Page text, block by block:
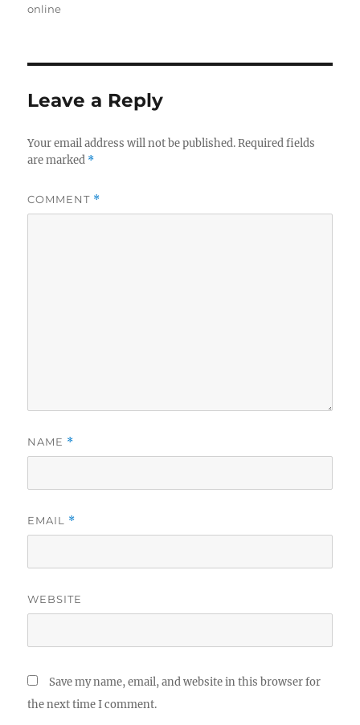
online
Leave a Reply
Your email address will not be published. Required fields
are marked *
COMMENT *
NAME *
EMAIL *
WEBSITE
Save my name, email, and website in this browser for
the next time I comment.